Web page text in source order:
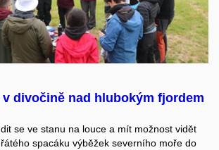
divočině nad hlubokým fjordem
se ve stanu na louce a mít možnost vidět
spacáku výběžek severního moře do